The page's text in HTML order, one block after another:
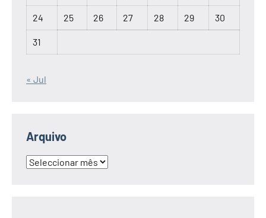
24 25 26 27 28 29 30
31
« Jul
Arquivo
Arquivo